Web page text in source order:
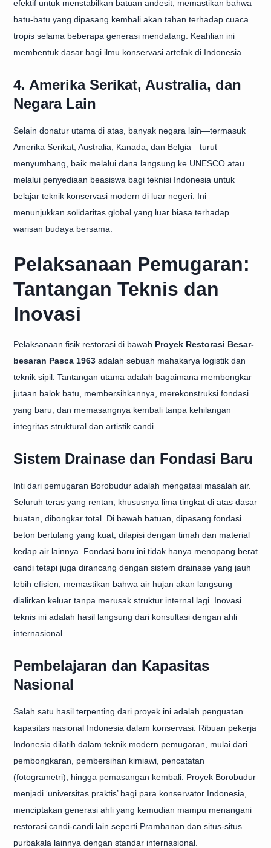
efektif untuk menstabilkan batuan andesit, memastikan bahwa
batu-batu yang dipasang kembali akan tahan terhadap cuaca
tropis selama beberapa generasi mendatang. Keahlian ini
membentuk dasar bagi ilmu konservasi artefak di Indonesia.
4. Amerika Serikat, Australia, dan
Negara Lain
Selain donatur utama di atas, banyak negara lain—termasuk
Amerika Serikat, Australia, Kanada, dan Belgia—turut
menyumbang, baik melalui dana langsung ke UNESCO atau
melalui penyediaan beasiswa bagi teknisi Indonesia untuk
belajar teknik konservasi modern di luar negeri. Ini
menunjukkan solidaritas global yang luar biasa terhadap
warisan budaya bersama.
Pelaksanaan Pemugaran:
Tantangan Teknis dan
Inovasi
Pelaksanaan fisik restorasi di bawah Proyek Restorasi Besar-
besaran Pasca 1963 adalah sebuah mahakarya logistik dan
teknik sipil. Tantangan utama adalah bagaimana membongkar
jutaan balok batu, membersihkannya, merekonstruksi fondasi
yang baru, dan memasangnya kembali tanpa kehilangan
integritas struktural dan artistik candi.
Sistem Drainase dan Fondasi Baru
Inti dari pemugaran Borobudur adalah mengatasi masalah air.
Seluruh teras yang rentan, khususnya lima tingkat di atas dasar
buatan, dibongkar total. Di bawah batuan, dipasang fondasi
beton bertulang yang kuat, dilapisi dengan timah dan material
kedap air lainnya. Fondasi baru ini tidak hanya menopang berat
candi tetapi juga dirancang dengan sistem drainase yang jauh
lebih efisien, memastikan bahwa air hujan akan langsung
dialirkan keluar tanpa merusak struktur internal lagi. Inovasi
teknis ini adalah hasil langsung dari konsultasi dengan ahli
internasional.
Pembelajaran dan Kapasitas
Nasional
Salah satu hasil terpenting dari proyek ini adalah penguatan
kapasitas nasional Indonesia dalam konservasi. Ribuan pekerja
Indonesia dilatih dalam teknik modern pemugaran, mulai dari
pembongkaran, pembersihan kimiawi, pencatatan
(fotogrametri), hingga pemasangan kembali. Proyek Borobudur
menjadi ‘universitas praktis’ bagi para konservator Indonesia,
menciptakan generasi ahli yang kemudian mampu menangani
restorasi candi-candi lain seperti Prambanan dan situs-situs
purbakala lainnya dengan standar internasional.